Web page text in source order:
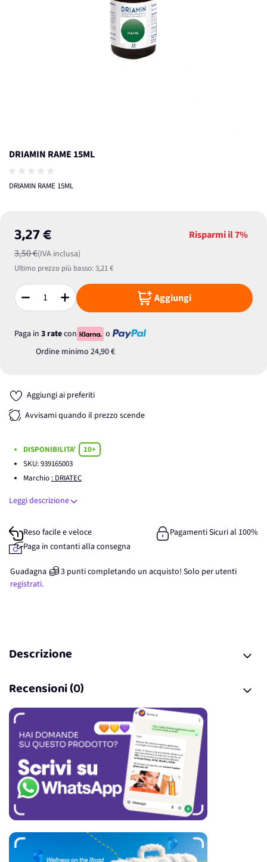
DRIAMIN RAME 15ML
DRIAMIN RAME 15ML
3,27 €
3,50 €(IVA inclusa)
Risparmi il7%
Ultimo prezzo più basso:3,21 €
Quantità Aggiungi
Paga in 3 ratecon
o
Ordine minimo 24,90 €
Aggiungi ai preferiti
Avvisami quando il prezzo scende
DISPONIBILITA'
10+
SKU:939165003
Marchio : DRIATEC
Leggi descrizione
Reso facile e veloce
Pagamenti Sicuri al 100%
Paga in contanti alla consegna
Guadagna 3 punticompletando un acquisto! Solo per utenti
registrati.
Descrizione
Recensioni (0)